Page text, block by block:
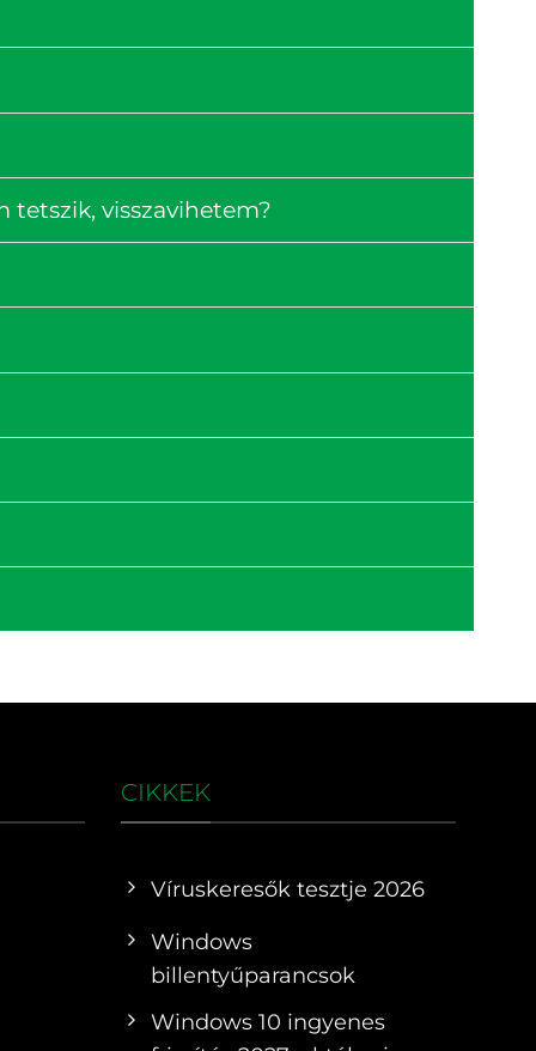
visszavihetem?
CIKKEK
Víruskeresők tesztje 2026
Windows
billentyűparancsok
Windows 10 ingyenes